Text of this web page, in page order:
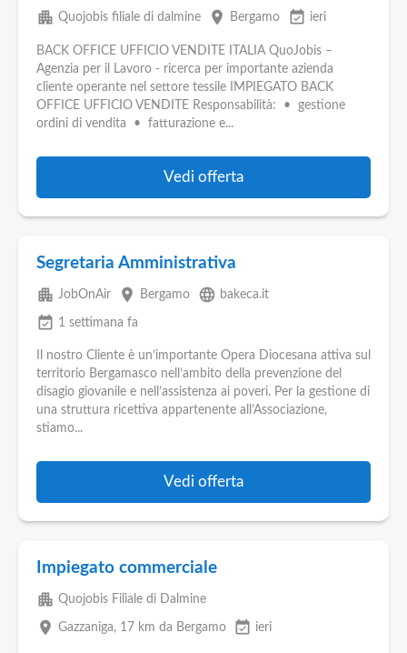
apartment Quojobis filiale di dalmine place Bergamo event_available ieri
BACK OFFICE UFFICIO VENDITE ITALIA QuoJobis –
Agenzia per il Lavoro - ricerca per importante azienda
cliente operante nel settore tessile IMPIEGATO BACK
OFFICE UFFICIO VENDITE Responsabilità: • gestione
ordini di vendita • fatturazione e...
Vedi offerta
Segretaria Amministrativa
apartment JobOnAir place Bergamo language bakeca.it
event_available 1 settimana fa
Il nostro Cliente è un’importante Opera Diocesana attiva sul
territorio Bergamasco nell’ambito della prevenzione del
disagio giovanile e nell’assistenza ai poveri. Per la gestione di
una struttura ricettiva appartenente all’Associazione,
stiamo...
Vedi offerta
Impiegato commerciale
apartment Quojobis Filiale di Dalmine
place Gazzaniga, 17 km da Bergamo event_available ieri